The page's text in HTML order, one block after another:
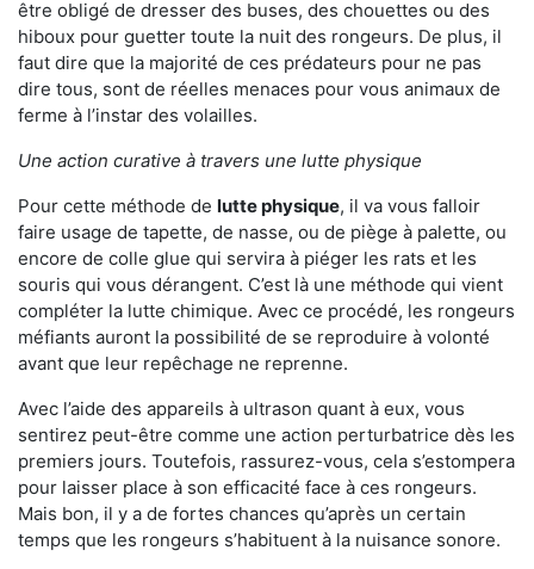
être obligé de dresser des buses, des chouettes ou des
hiboux pour guetter toute la nuit des rongeurs. De plus, il
faut dire que la majorité de ces prédateurs pour ne pas
dire tous, sont de réelles menaces pour vous animaux de
ferme à l’instar des volailles.
Une action curative à travers une lutte physique
Pour cette méthode de lutte physique, il va vous falloir
faire usage de tapette, de nasse, ou de piège à palette, ou
encore de colle glue qui servira à piéger les rats et les
souris qui vous dérangent. C’est là une méthode qui vient
compléter la lutte chimique. Avec ce procédé, les rongeurs
méfiants auront la possibilité de se reproduire à volonté
avant que leur repêchage ne reprenne.
Avec l’aide des appareils à ultrason quant à eux, vous
sentirez peut-être comme une action perturbatrice dès les
premiers jours. Toutefois, rassurez-vous, cela s’estompera
pour laisser place à son efficacité face à ces rongeurs.
Mais bon, il y a de fortes chances qu’après un certain
temps que les rongeurs s’habituent à la nuisance sonore.